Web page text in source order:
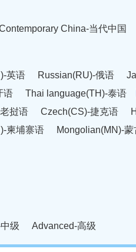
China-当代中国
英语 Russian(RU)-俄语
语 Thai language(TH)-泰语
挝语 Czech(CS)-捷克语
柬埔寨语 Mongolian(MN)-蒙
级 Advanced-高级